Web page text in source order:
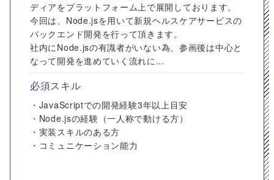
ディアをプラットフォーム上で展開しております。
今回は、Node.jsを用いて新規ヘルスケアサービスの
バックエンド開発を行って頂きます。
社内にNode.jsの有識者がいない為、参画後は中心と
なって開発を進めていく流れに...
必須スキル
・JavaScriptでの開発経験3年以上目安
・Node.jsの経験（一人称で動ける方）
・実装スキルのある方
・コミュニケーション能力